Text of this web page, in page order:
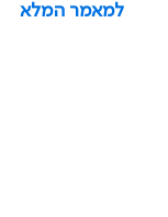
למאמר המלא